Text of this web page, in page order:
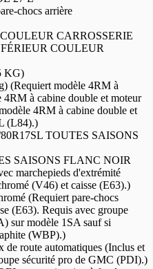
chocs arrière
CARROSSERIE
COULEUR
KG)
(Requiert modèle 4RM à
à cabine double et moteur
4RM à cabine double et
(L84).)
TOUTES SAISONS
SAISONS FLANC NOIR
marchepieds d'extrémité
(V46) et caisse (E63).)
(Requiert pare-chocs
(E63). Requis avec groupe
sur modèle 1SA sauf si
(WBP).)
de route automatiques (Inclus et
sécurité pro de GMC (PDI).)